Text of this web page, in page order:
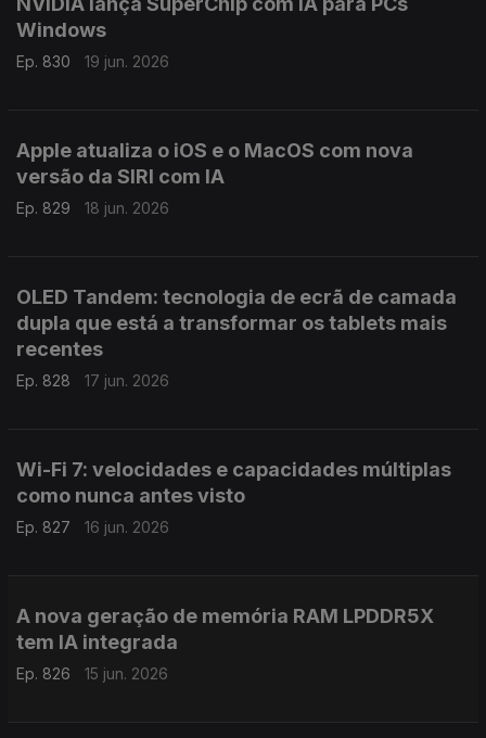
Windows
Ep. 830 19 jun. 2026
Apple atualiza o iOS e o MacOS com nova
versão da SIRI com IA
Ep. 829 18 jun. 2026
OLED Tandem: tecnologia de ecrã de camada
dupla que está a transformar os tablets mais
recentes
Ep. 828 17 jun. 2026
Wi-Fi 7: velocidades e capacidades múltiplas
como nunca antes visto
Ep. 827 16 jun. 2026
A nova geração de memória RAM LPDDR5X
tem IA integrada
Ep. 826 15 jun. 2026